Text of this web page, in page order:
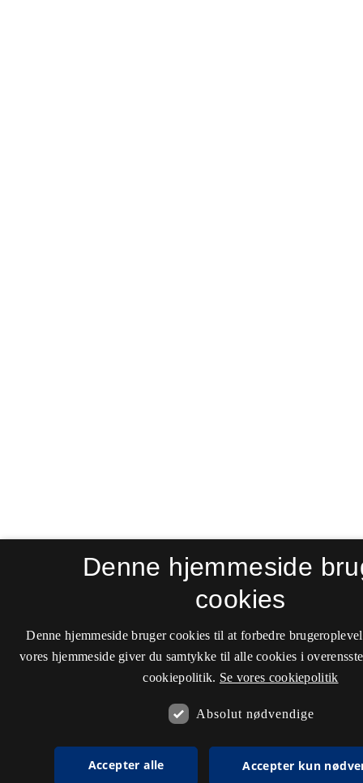
Denne hjemmeside
cookies
Denne hjemmeside bruger cookies til at forbedre
vores hjemmeside giver du samtykke til alle cookies i
cookiepolitik. Se vores cookiepolitik
Absolut nødvendige
Accepter alle Accepter kun